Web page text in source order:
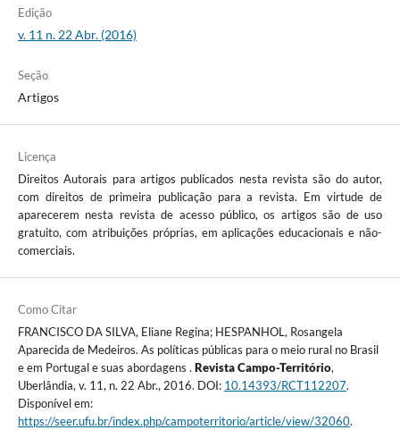
Edição
v. 11 n. 22 Abr. (2016)
Seção
Artigos
Licença
Direitos Autorais para artigos publicados nesta revista são do autor,
com direitos de primeira publicação para a revista. Em virtude de
aparecerem nesta revista de acesso público, os artigos são de uso
gratuito, com atribuições próprias, em aplicações educacionais e não-
comerciais.
Como Citar
FRANCISCO DA SILVA, Eliane Regina; HESPANHOL, Rosangela
Aparecida de Medeiros. As políticas públicas para o meio rural no Brasil
e em Portugal e suas abordagens . Revista Campo-Território,
Uberlândia, v. 11, n. 22 Abr., 2016. DOI: 10.14393/RCT112207.
Disponível em:
https://seer.ufu.br/index.php/campoterritorio/article/view/32060.